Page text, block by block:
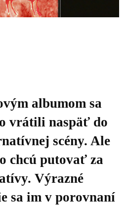
albumom sa
vrátili naspäť do
scény. Ale
chcú putovať za
Výrazné
sa im v porovnaní